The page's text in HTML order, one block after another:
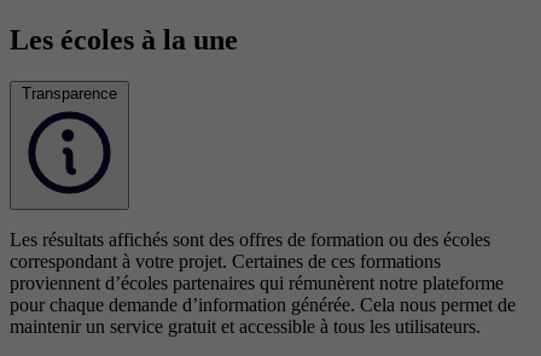
Les écoles à la une
Transparence
Les résultats affichés sont des offres de formation ou des écoles
correspondant à votre projet. Certaines de ces formations
proviennent d’écoles partenaires qui rémunèrent notre plateforme
pour chaque demande d’information générée. Cela nous permet de
maintenir un service gratuit et accessible à tous les utilisateurs.